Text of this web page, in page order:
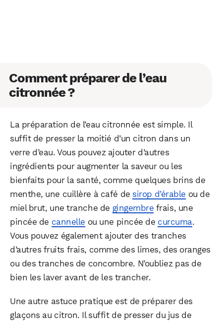
Comment préparer de l’eau
citronnée ?
La préparation de l’eau citronnée est simple. Il
suffit de presser la moitié d’un citron dans un
verre d’eau. Vous pouvez ajouter d’autres
ingrédients pour augmenter la saveur ou les
bienfaits pour la santé, comme quelques brins de
menthe, une cuillère à café de sirop d’érable ou de
miel brut, une tranche de gingembre frais, une
pincée de cannelle ou une pincée de curcuma.
Vous pouvez également ajouter des tranches
d’autres fruits frais, comme des limes, des oranges
ou des tranches de concombre. N’oubliez pas de
bien les laver avant de les trancher.
Une autre astuce pratique est de préparer des
glaçons au citron. Il suffit de presser du jus de